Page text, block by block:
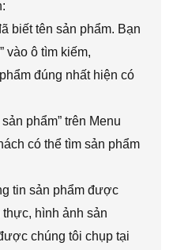
biết tên sản phẩm. Bạn
vào ô tìm kiếm,
đúng nhất hiện có
phẩm” trên Menu
có thể tìm sản phẩm
tin sản phẩm được
hình ảnh sản
chúng tôi chụp tại